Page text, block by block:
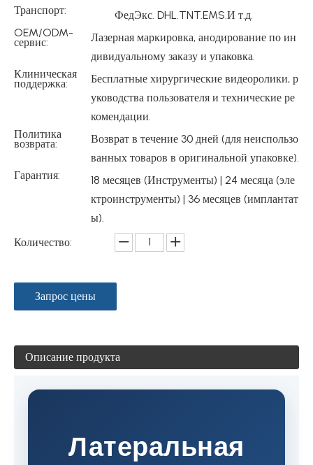
Транспорт:
ФедЭкс. DHL.TNT.EMS.И т.д.
OEM/ODM-
сервис:
Лазерная маркировка, анодирование по ин
дивидуальному заказу и упаковка.
Клиническая
поддержка:
Бесплатные хирургические видеоролики, р
уководства пользователя и технические ре
комендации.
Политика
возврата:
Возврат в течение 30 дней (для неиспользо
ванных товаров в оригинальной упаковке).
Гарантия:
18 месяцев (Инструменты) | 24 месяца (эле
ктроинструменты) | 36 месяцев (имплантат
ы).
Количество:
Запрос цены
Описание продукта
Латеральная